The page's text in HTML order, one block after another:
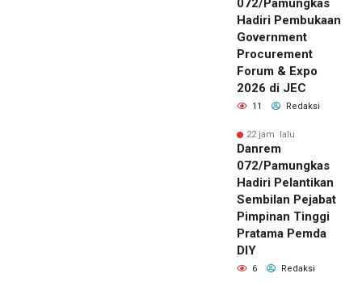
072/Pamungkas
Hadiri Pembukaan
Government
Procurement
Forum & Expo
2026 di JEC
11 Redaksi
22 jam lalu
Danrem
072/Pamungkas
Hadiri Pelantikan
Sembilan Pejabat
Pimpinan Tinggi
Pratama Pemda
DIY
6 Redaksi